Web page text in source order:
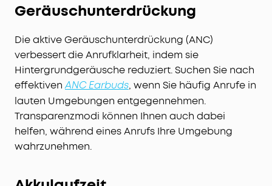
Geräuschunterdrückung
Die aktive Geräuschunterdrückung (ANC)
verbessert die Anrufklarheit, indem sie
Hintergrundgeräusche reduziert. Suchen Sie nach
effektivenANC Earbuds, wenn Sie häufig Anrufe in
lauten Umgebungen entgegennehmen.
Transparenzmodi können Ihnen auch dabei
helfen, während eines Anrufs Ihre Umgebung
wahrzunehmen.